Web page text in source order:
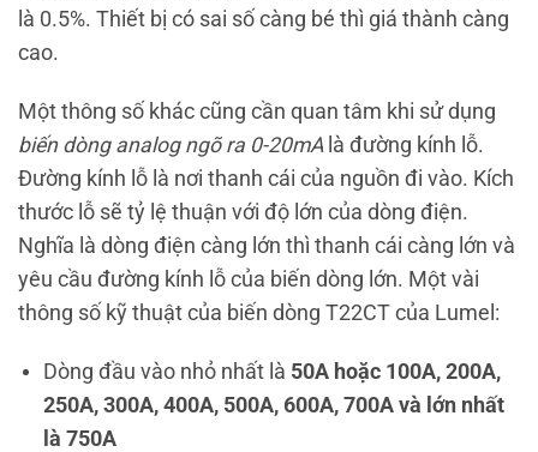
là 0.5%. Thiết bị có sai số càng bé thì giá thành càng
cao.
Một thông số khác cũng cần quan tâm khi sử dụng
biến dòng analog ngõ ra 0-20mA là đường kính lỗ.
Đường kính lỗ là nơi thanh cái của nguồn đi vào. Kích
thước lỗ sẽ tỷ lệ thuận với độ lớn của dòng điện.
Nghĩa là dòng điện càng lớn thì thanh cái càng lớn và
yêu cầu đường kính lỗ của biến dòng lớn. Một vài
thông số kỹ thuật của biến dòng T22CT của Lumel:
Dòng đầu vào nhỏ nhất là 50A hoặc 100A, 200A,
250A, 300A, 400A, 500A, 600A, 700A và lớn nhất
là 750A